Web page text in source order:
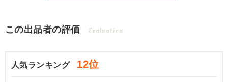
この出品者の評価 Evaluation
人気ランキング 12位